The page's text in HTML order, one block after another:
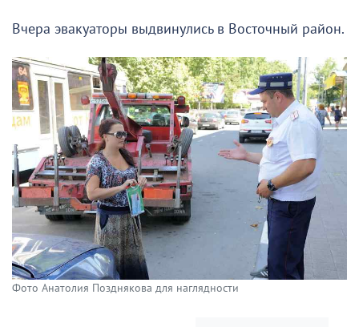
Вчера эвакуаторы выдвинулись в Восточный район.
Фото Анатолия Позднякова для наглядности